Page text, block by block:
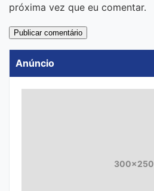
próxima vez que eu comentar.
Anúncio
300x250